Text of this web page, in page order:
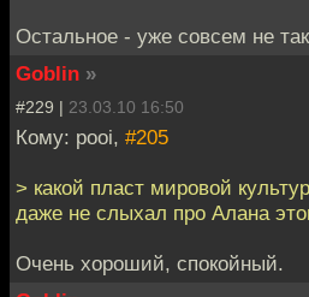
Остальное - уже совсем не
Goblin »
#229 | 23.03.10 16:50
Кому: pooi, #205
> какой пласт мировой
даже не слыхал про Алана
Очень хороший, спокойный.